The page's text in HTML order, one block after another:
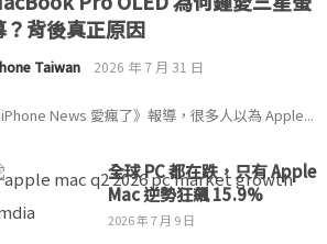
？背後真正原因
Taiwan 2026 年 7 月 31 日
News 愛瘋了》報導，很多人以為 Apple...
全球 PC 都在跌，只有 Apple
Mac 逆勢狂飆 15.9%
2026 年 7 月 9 日